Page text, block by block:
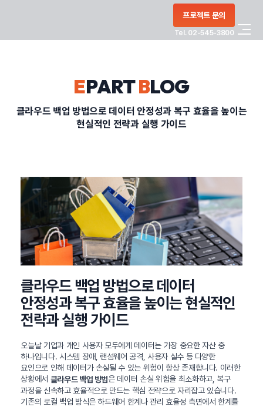
프로젝트 문의
Tel. 02-545-3800
CONTACT
정부지원사업
EPARTBLOG
클라우드 백업 방법으로 데이터 안정성과 복구 효율을 높이는
현실적인 전략과 실행 가이드
클라우드 백업 방법으로 데이터
안정성과 복구 효율을 높이는 현실적인
전략과 실행 가이드
오늘날 기업과 개인 사용자 모두에게 데이터는 가장 중요한 자산 중
하나입니다. 시스템 장애, 랜섬웨어 공격, 사용자 실수 등 다양한
요인으로 인해 데이터가 손실될 수 있는 위험이 항상 존재합니다. 이러한
상황에서 클라우드 백업 방법은 데이터 손실 위험을 최소화하고, 복구
과정을 신속하고 효율적으로 만드는 핵심 전략으로 자리잡고 있습니다.
기존의 로컬 백업 방식은 하드웨어 한계나 관리 효율성 측면에서 한계를